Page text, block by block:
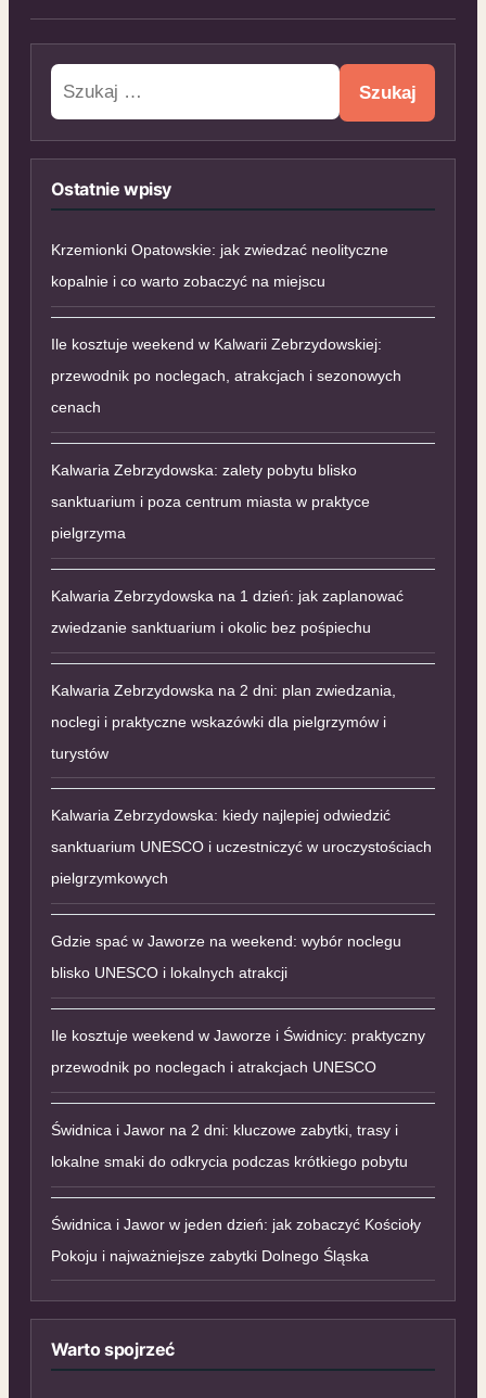
Szukaj:
Ostatnie wpisy
Krzemionki Opatowskie: jak zwiedzać neolityczne
kopalnie i co warto zobaczyć na miejscu
Ile kosztuje weekend w Kalwarii Zebrzydowskiej:
przewodnik po noclegach, atrakcjach i sezonowych
cenach
Kalwaria Zebrzydowska: zalety pobytu blisko
sanktuarium i poza centrum miasta w praktyce
pielgrzyma
Kalwaria Zebrzydowska na 1 dzień: jak zaplanować
zwiedzanie sanktuarium i okolic bez pośpiechu
Kalwaria Zebrzydowska na 2 dni: plan zwiedzania,
noclegi i praktyczne wskazówki dla pielgrzymów i
turystów
Kalwaria Zebrzydowska: kiedy najlepiej odwiedzić
sanktuarium UNESCO i uczestniczyć w uroczystościach
pielgrzymkowych
Gdzie spać w Jaworze na weekend: wybór noclegu
blisko UNESCO i lokalnych atrakcji
Ile kosztuje weekend w Jaworze i Świdnicy: praktyczny
przewodnik po noclegach i atrakcjach UNESCO
Świdnica i Jawor na 2 dni: kluczowe zabytki, trasy i
lokalne smaki do odkrycia podczas krótkiego pobytu
Świdnica i Jawor w jeden dzień: jak zobaczyć Kościoły
Pokoju i najważniejsze zabytki Dolnego Śląska
Warto spojrzeć